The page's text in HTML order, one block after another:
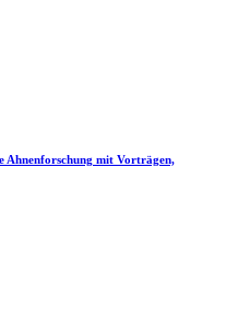
Ahnenforschung mit Vorträgen,